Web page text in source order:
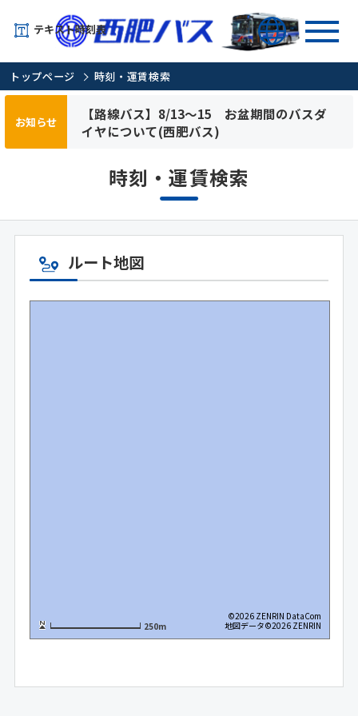
テキスト時刻表
トップページ 時刻・運賃検索
お知らせ
【路線バス】8/13～15 お盆期間のバスダ
イヤについて(西肥バス)
時刻・運賃検索
ルート地図
250m
©2026 ZENRIN DataCom
地図データ©2026 ZENRIN